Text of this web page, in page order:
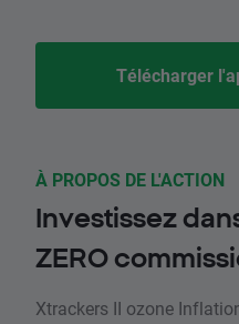
Télécharger
À PROPOS DE L'ACTION
Investissez
ZERO
Xtrackers II ozone